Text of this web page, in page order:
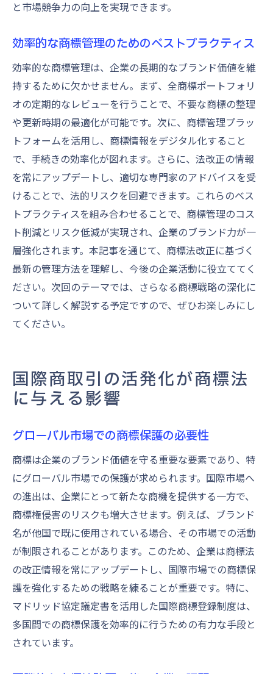
と市場競争力の向上を実現できます。
効率的な商標管理のためのベストプラクティス
効率的な商標管理は、企業の長期的なブランド価値を維
持するために欠かせません。まず、全商標ポートフォリ
オの定期的なレビューを行うことで、不要な商標の整理
や更新時期の最適化が可能です。次に、商標管理プラッ
トフォームを活用し、商標情報をデジタル化すること
で、手続きの効率化が図れます。さらに、法改正の情報
を常にアップデートし、適切な専門家のアドバイスを受
けることで、法的リスクを回避できます。これらのベス
トプラクティスを組み合わせることで、商標管理のコス
ト削減とリスク低減が実現され、企業のブランド力が一
層強化されます。本記事を通じて、商標法改正に基づく
最新の管理方法を理解し、今後の企業活動に役立ててく
ださい。次回のテーマでは、さらなる商標戦略の深化に
ついて詳しく解説する予定ですので、ぜひお楽しみにし
てください。
国際商取引の活発化が商標法
に与える影響
グローバル市場での商標保護の必要性
商標は企業のブランド価値を守る重要な要素であり、特
にグローバル市場での保護が求められます。国際市場へ
の進出は、企業にとって新たな商機を提供する一方で、
商標権侵害のリスクも増大させます。例えば、ブランド
名が他国で既に使用されている場合、その市場での活動
が制限されることがあります。このため、企業は商標法
の改正情報を常にアップデートし、国際市場での商標保
護を強化するための戦略を練ることが重要です。特に、
マドリッド協定議定書を活用した国際商標登録制度は、
多国間での商標保護を効率的に行うための有力な手段と
されています。